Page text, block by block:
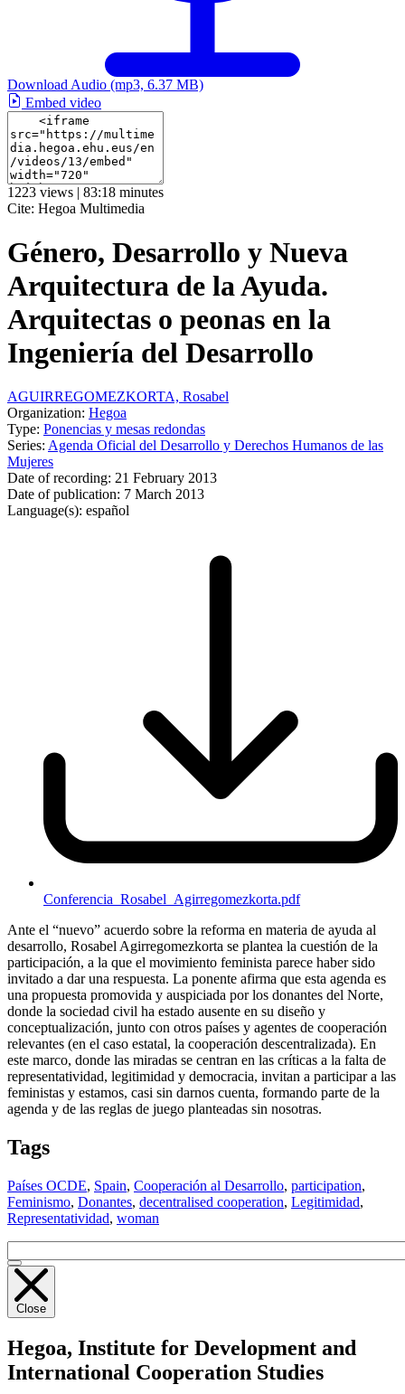
Download Audio (mp3, 6.37 MB)
Embed video
1223 views | 83:18 minutes
Cite: Hegoa Multimedia
Género, Desarrollo y Nueva
Arquitectura de la Ayuda.
Arquitectas o peonas en la
Ingeniería del Desarrollo
AGUIRREGOMEZKORTA, Rosabel
Organization: Hegoa
Type: Ponencias y mesas redondas
Series: Agenda Oficial del Desarrollo y Derechos Humanos de las
Mujeres
Date of recording: 21 February 2013
Date of publication: 7 March 2013
Language(s): español
Conferencia_Rosabel_Agirregomezkorta.pdf
Ante el “nuevo” acuerdo sobre la reforma en materia de ayuda al
desarrollo, Rosabel Agirregomezkorta se plantea la cuestión de la
participación, a la que el movimiento feminista parece haber sido
invitado a dar una respuesta. La ponente afirma que esta agenda es
una propuesta promovida y auspiciada por los donantes del Norte,
donde la sociedad civil ha estado ausente en su diseño y
conceptualización, junto con otros países y agentes de cooperación
relevantes (en el caso estatal, la cooperación descentralizada). En
este marco, donde las miradas se centran en las críticas a la falta de
representatividad, legitimidad y democracia, invitan a participar a las
feministas y estamos, casi sin darnos cuenta, formando parte de la
agenda y de las reglas de juego planteadas sin nosotras.
Tags
Países OCDE, Spain, Cooperación al Desarrollo, participation,
Feminismo, Donantes, decentralised cooperation, Legitimidad,
Representatividad, woman
Close
Hegoa, Institute for Development and
International Cooperation Studies